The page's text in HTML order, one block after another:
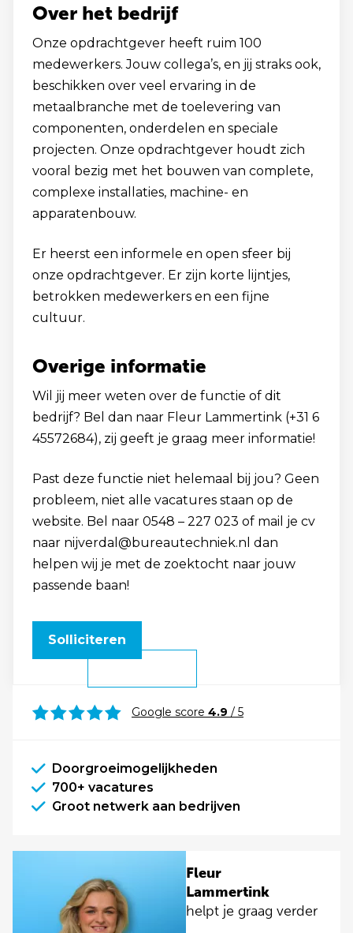
Over het bedrijf
Onze opdrachtgever heeft ruim 100
medewerkers. Jouw collega’s, en jij straks ook,
beschikken over veel ervaring in de
metaalbranche met de toelevering van
componenten, onderdelen en speciale
projecten. Onze opdrachtgever houdt zich
vooral bezig met het bouwen van complete,
complexe installaties, machine- en
apparatenbouw.
Er heerst een informele en open sfeer bij
onze opdrachtgever. Er zijn korte lijntjes,
betrokken medewerkers en een fijne
cultuur.
Overige informatie
Wil jij meer weten over de functie of dit
bedrijf? Bel dan naar Fleur Lammertink (+31 6
45572684), zij geeft je graag meer informatie!
Past deze functie niet helemaal bij jou? Geen
probleem, niet alle vacatures staan op de
website. Bel naar 0548 – 227 023 of mail je cv
naar nijverdal@bureautechniek.nl dan
helpen wij je met de zoektocht naar jouw
passende baan!
Solliciteren
Google score 4.9 / 5
Doorgroeimogelijkheden
700+ vacatures
Groot netwerk aan bedrijven
Fleur
Lammertink
helpt je graag verder